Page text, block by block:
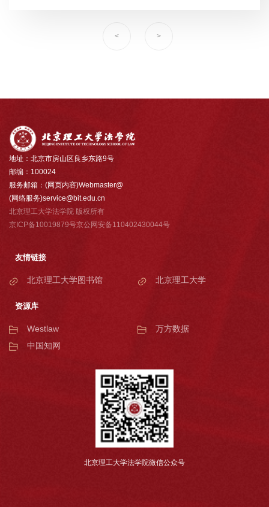
< >
地址：北京市房山区良乡东路9号
邮编：100024
服务邮箱：(网页内容)Webmaster@
(网络服务)service@bit.edu.cn
北京理工大学法学院 版权所有
京ICP备10019879号京公网安备110402430044号
友情链接
北京理工大学图书馆 北京理工大学
资源库
Westlaw
万方数据
中国知网
北京理工大学法学院微信公众号